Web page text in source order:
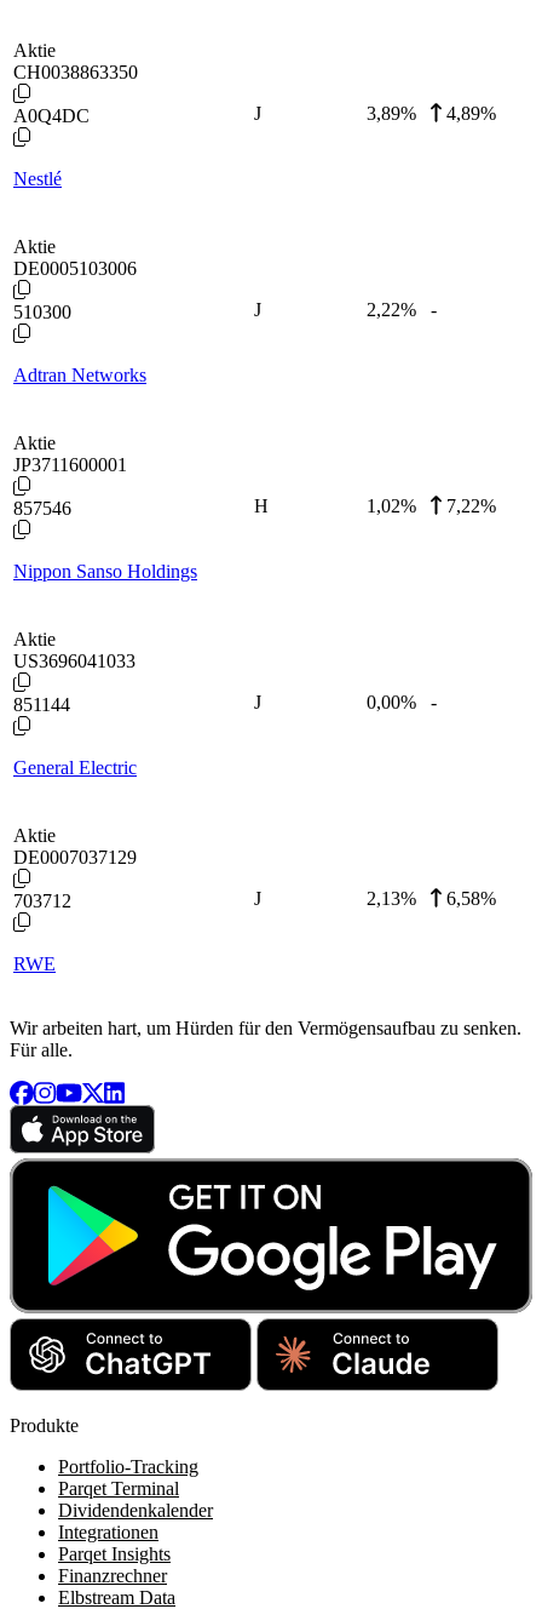
Aktie
CH0038863350
A0Q4DC
Nestlé
J 3,89% 4,89%
Aktie
DE0005103006
510300
Adtran Networks
J 2,22% -
Aktie
JP3711600001
857546
Nippon Sanso Holdings
H 1,02% 7,22%
Aktie
US3696041033
851144
General Electric
J 0,00% -
Aktie
DE0007037129
703712
RWE
J 2,13% 6,58%
Wir arbeiten hart, um Hürden für den Vermögensaufbau zu senken.
Für alle.
Produkte
Portfolio-Tracking
Parqet Terminal
Dividendenkalender
Integrationen
Parqet Insights
Finanzrechner
Elbstream Data